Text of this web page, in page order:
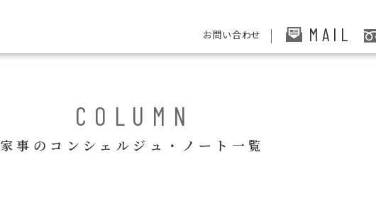
お問い合わせ MAIL
COLUMN
家事のコンシェルジュ・ノート一覧